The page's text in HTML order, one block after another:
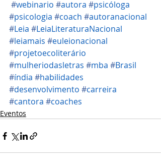
#webinario #autora #psicóloga
#psicologia #coach #autoranacional
#Leia #LeiaLiteraturaNacional
#leiamais #euleionacional
#projetoecoliterário
#mulheriodasletras #mba #Brasil
#índia #habilidades
#desenvolvimento #carreira
#cantora #coaches
Eventos